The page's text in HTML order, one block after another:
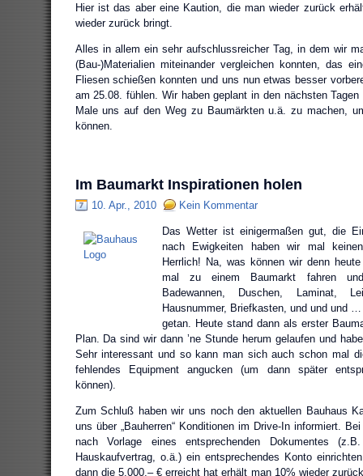
Hier ist das aber eine Kaution, die man wieder zurück
wieder zurück bringt.
Alles in allem ein sehr aufschlussreicher Tag, in dem wir
(Bau-)Materialien miteinander vergleichen konnten, das
Fliesen schießen konnten und uns nun etwas besser
am 25.08. fühlen. Wir haben geplant in den nächsten
Male uns auf den Weg zu Baumärkten u.ä. zu machen,
können.
Im Baumarkt Inspirationen holen
10. Apr., 2010 Kein Kommentar
Das Wetter ist einigermaßen gut, die
nach Ewigkeiten haben wir mal
Herrlich! Na, was können wir denn
mal zu einem Baumarkt fahren
Badewannen, Duschen, Laminat,
Hausnummer, Briefkasten, und und und
getan. Heute stand dann als erster
Plan. Da sind wir dann ’ne Stunde herum gelaufen und
Sehr interessant und so kann man sich auch schon mal
fehlendes Equipment angucken (um dann später
können).
Zum Schluß haben wir uns noch den aktuellen Bauhaus
uns über „Bauherren“ Konditionen im Drive-In informiert.
nach Vorlage eines entsprechenden Dokumentes (z.B.
Hauskaufvertrag, o.ä.) ein entsprechendes Konto
dann die 5.000,– € erreicht hat erhält man 10% wieder